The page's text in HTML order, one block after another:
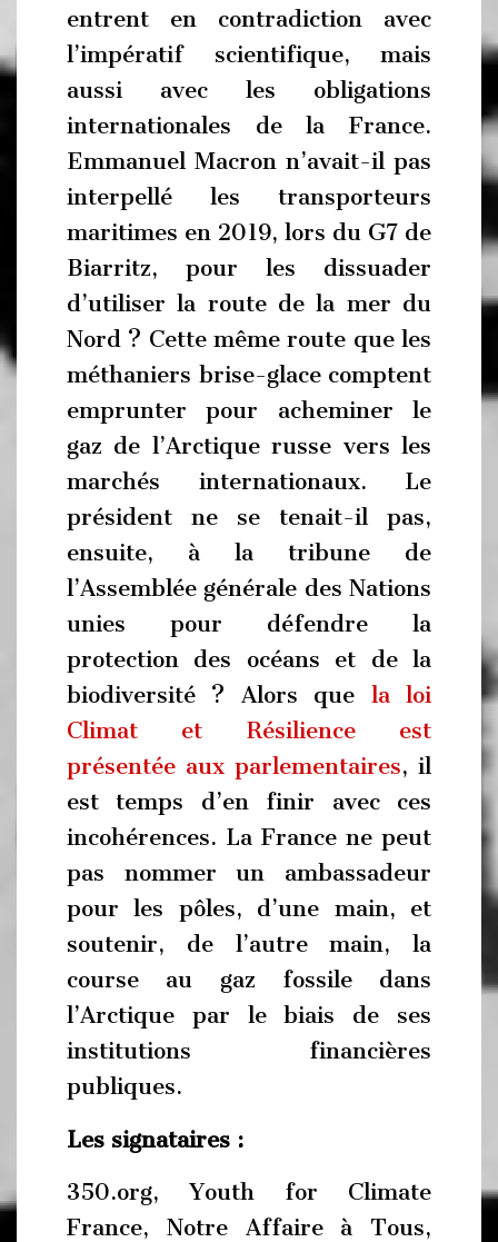
entrent en contradiction avec
l’impératif scientifique, mais
aussi avec les obligations
internationales de la France.
Emmanuel Macron n’avait-il pas
interpellé les transporteurs
maritimes en 2019, lors du G7 de
Biarritz, pour les dissuader
d’utiliser la route de la mer du
Nord ? Cette même route que les
méthaniers brise-glace comptent
emprunter pour acheminer le
gaz de l’Arctique russe vers les
marchés internationaux. Le
président ne se tenait-il pas,
ensuite, à la tribune de
l’Assemblée générale des Nations
unies pour défendre la
protection des océans et de la
biodiversité ? Alors que la loi
Climat et Résilience est
présentée aux parlementaires, il
est temps d’en finir avec ces
incohérences. La France ne peut
pas nommer un ambassadeur
pour les pôles, d’une main, et
soutenir, de l’autre main, la
course au gaz fossile dans
l’Arctique par le biais de ses
institutions financières
publiques.
Les signataires :
350.org, Youth for Climate
France, Notre Affaire à Tous,